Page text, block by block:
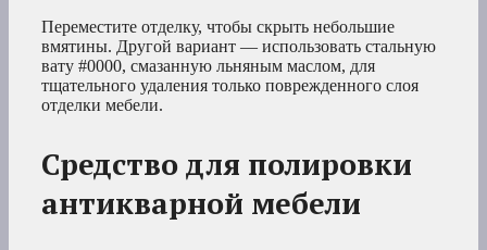
Переместите отделку, чтобы скрыть небольшие
вмятины. Другой вариант — использовать стальную
вату #0000, смазанную льняным маслом, для
тщательного удаления только поврежденного слоя
отделки мебели.
Средство для полировки
антикварной мебели